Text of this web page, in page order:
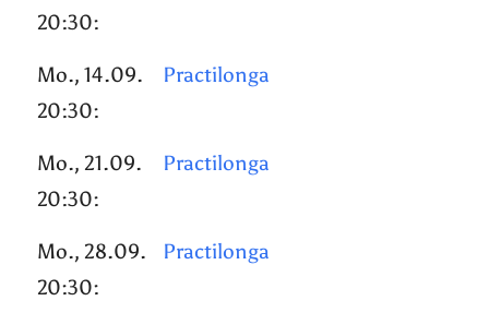
20:30:
Mo., 14.09.
20:30:
Practilonga
Mo., 21.09.
20:30:
Practilonga
Mo., 28.09.
20:30:
Practilonga